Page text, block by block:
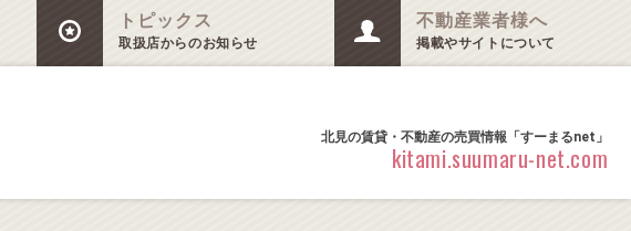
トピックス
取扱店からのお知らせ
不動産業者様へ
掲載やサイトについて
北見の賃貸・不動産の売買情報「すーまるnet」
kitami.suumaru-net.com